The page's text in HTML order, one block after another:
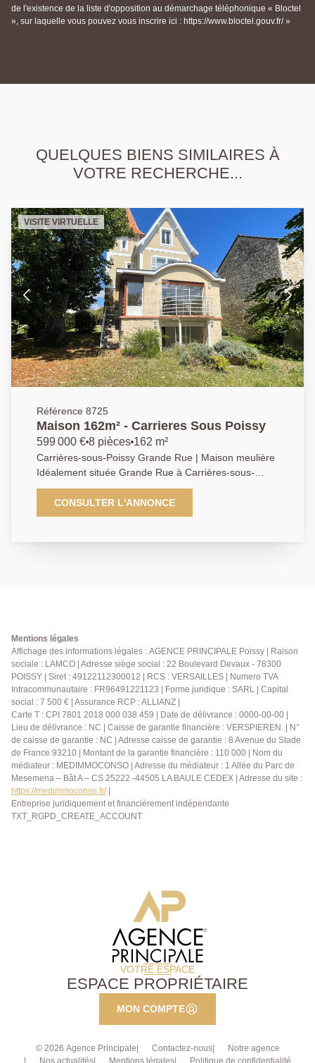
de l'existence de la liste d'opposition au démarchage téléphonique « Bloctel
», sur laquelle vous pouvez vous inscrire ici : https://www.bloctel.gouv.fr/ »
QUELQUES BIENS SIMILAIRES À
VOTRE RECHERCHE...
VISITE VIRTUELLE
Référence 8725
Maison 162m² - Carrieres Sous Poissy
599 000 € 8 pièces 162 m²
Carrières-sous-Poissy Grande Rue | Maison meulière
Idéalement située Grande Rue à Carrières-sous-
Poissy, à proximité immédiate des commerces, des
écoles et des transports, cette superbe maison
meulière rénovée de 162 m², édifiée sur trois niveaux,
environnement calme. Au rez-de-chaussée, elle offre
douche, et de toilettes séparées. Le deuxième étage
accueille deux grandes chambres supplémentaires,
ainsi qu'une salle d'eau. La maison dispose d'un
sous-sol total, comprenant une buanderie, une
chaufferie et une cinquième chambre ou bureau de
18 m², bénéficiant d'une baie vitrée donnant accès à
une agréable terrasse exposée plein Sud. Un accès
indépendant par l'extérieur mène à une petite
dépendance de 8 m², composée d'une pièce avec
salle d'eau, idéale pour un espace indépendant, un
bureau ou un rendement locatif. Édifiée sur un terrain
de 912 m², sans vis-à-vis et au calme, la propriété
dispose d'un garage permettant de stationner un
01.30.06.69.69 (agent commercial Julie GOUMAIN
CONSULTER L'ANNONCE
Mentions légales
Affichage des informations légales : AGENCE PRINCIPALE Poissy | Raison
sociale : LAMCO | Adresse siège social : 22 Boulevard Devaux - 78300
POISSY | Siret : 49122112300012 | RCS : VERSAILLES | Numero TVA
Intracommunautaire : FR96491221123 | Forme juridique : SARL | Capital
social : 7 500 € | Assurance RCP : ALLIANZ |
Carte T : CPI 7801 2018 000 038 459 | Date de délivrance : 0000-00-00 |
Lieu de délivrance : NC | Caisse de garantie financière : VERSPIEREN. | N°
de caisse de garantie : NC | Adresse caisse de garantie : 8 Avenue du Stade
de France 93210 | Montant de la garantie financière : 110 000 | Nom du
médiateur : MEDIMMOCONSO | Adresse du médiateur : 1 Allée du Parc de
Mesemena – Bât A – CS 25222 -44505 LA BAULE CEDEX | Adresse du site :
https://medimmoconso.fr/|
Entreprise juridiquement et financièrement indépendante
TXT_RGPD_CREATE_ACCOUNT
VOTRE ESPACE
ESPACE PROPRIÉTAIRE
MON COMPTE
© 2026 Agence Principale Contactez-nous
Notre agence
Nos actualités
Mentions légales Politique de confidentialité